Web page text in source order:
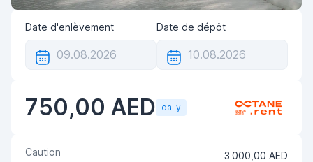
Date d'enlèvement Date de dépôt
750,00 AED daily
Caution
3 000,00 AED